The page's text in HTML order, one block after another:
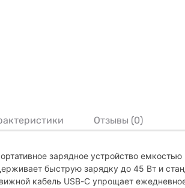
Отзывы (0)
зарядное устройство
быструю зарядку до 45 Вт и
кабель USB-C упрощает